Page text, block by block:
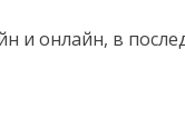
и онлайн, в